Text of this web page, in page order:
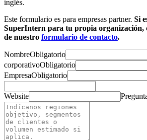
inglés.
Este formulario es para empresas partner. Si
SuperIntern para tu propia organización,
de nuestro formulario de contacto.
NombreObligatorio
corporativoObligatorio
EmpresaObligatorio
Website